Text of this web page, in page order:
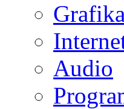
Grafika
Audio